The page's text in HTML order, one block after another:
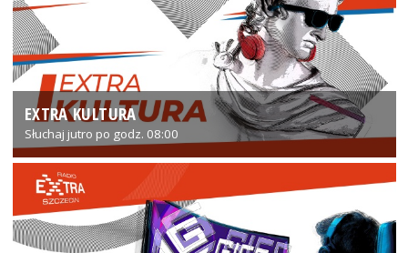
EXTRA KULTURA
Słuchaj jutro po godz. 08:00